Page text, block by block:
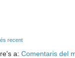
recent
a: Comentaris del